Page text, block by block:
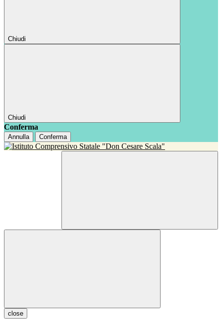
Chiudi
Chiudi
Conferma
Annulla Conferma
close